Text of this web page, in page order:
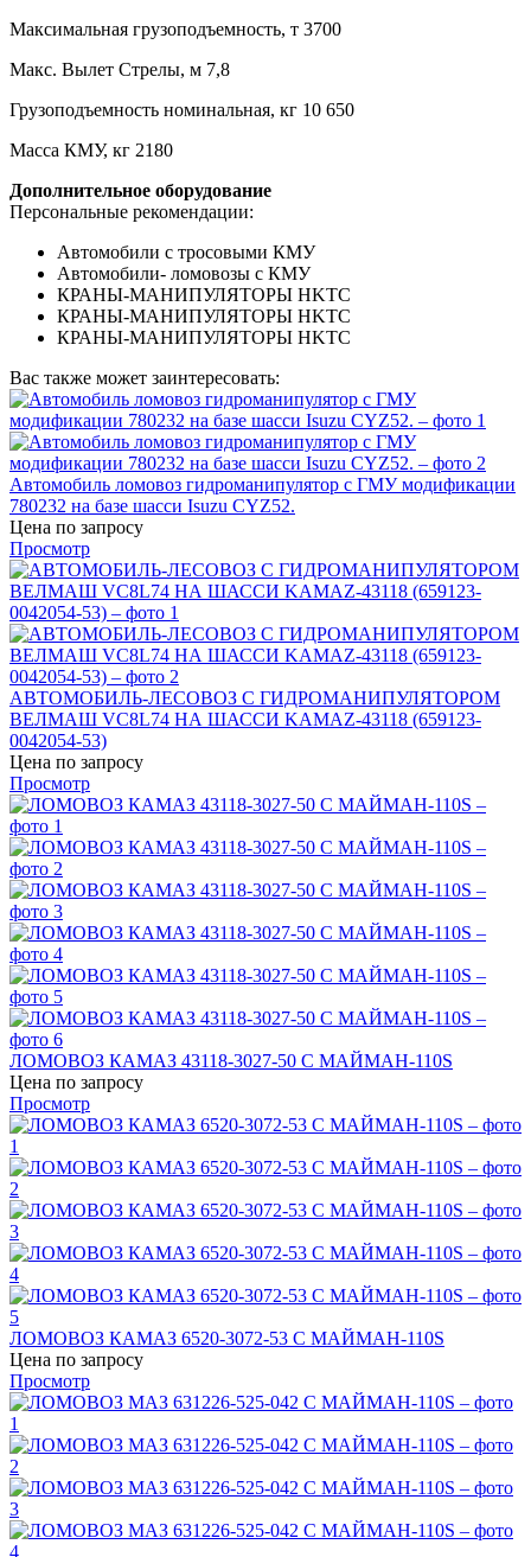
Максимальная грузоподъемность, т 3700
Макс. Вылет Стрелы, м 7,8
Грузоподъемность номинальная, кг 10 650
Масса КМУ, кг 2180
Дополнительное оборудование
Персональные рекомендации:
Автомобили с тросовыми КМУ
Автомобили- ломовозы с КМУ
КРАНЫ-МАНИПУЛЯТОРЫ HKTC
КРАНЫ-МАНИПУЛЯТОРЫ HKTC
КРАНЫ-МАНИПУЛЯТОРЫ HKTC
Вас также может заинтересовать:
Автомобиль ломовоз гидроманипулятор с ГМУ модификации
780232 на базе шасси Isuzu CYZ52.
Цена по запросу
Просмотр
АВТОМОБИЛЬ-ЛЕСОВОЗ С ГИДРОМАНИПУЛЯТОРОМ
ВЕЛМАШ VC8L74 НА ШАССИ KAMAZ-43118 (659123-
0042054-53)
Цена по запросу
Просмотр
ЛОМОВОЗ КАМАЗ 43118-3027-50 С МАЙМАН-110S
Цена по запросу
Просмотр
ЛОМОВОЗ КАМАЗ 6520-3072-53 С МАЙМАН-110S
Цена по запросу
Просмотр